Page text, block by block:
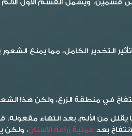
قسمين، ويشمل القسم الأول الألم
التخدير الكامل، مما يمنع
في منطقة الزرع، ولكن هذا
يقلل من الألم. بعد انتهاء
بعد عملية زراعة الأسنان، ولكن